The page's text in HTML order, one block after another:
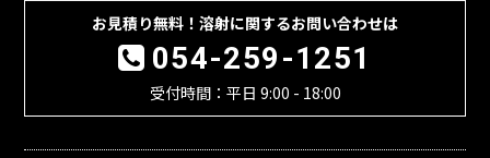
お見積り無料！溶射に関するお問い合わせは
054-259-1251
受付時間：平日 9:00 - 18:00